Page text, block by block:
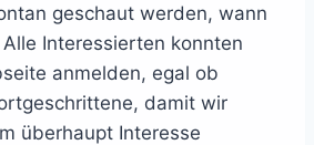
geschaut werden, wann
Interessierten konnten
anmelden, egal ob
damit wir
überhaupt Interesse